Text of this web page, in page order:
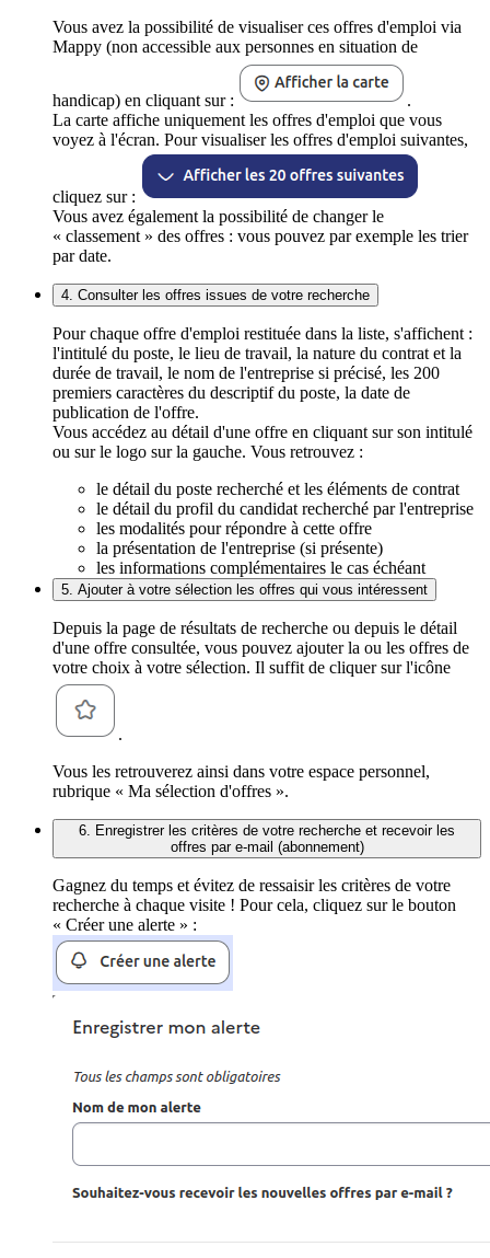
Vous avez la possibilité de visualiser ces offres d'emploi via
Mappy (non accessible aux personnes en situation de
handicap) en cliquant sur :
.
La carte affiche uniquement les offres d'emploi que vous
voyez à l'écran. Pour visualiser les offres d'emploi suivantes,
cliquez sur :
Vous avez également la possibilité de changer le
« classement » des offres : vous pouvez par exemple les trier
par date.
4. Consulter les offres issues de votre recherche
Pour chaque offre d'emploi restituée dans la liste, s'affichent :
l'intitulé du poste, le lieu de travail, la nature du contrat et la
durée de travail, le nom de l'entreprise si précisé, les 200
premiers caractères du descriptif du poste, la date de
publication de l'offre.
Vous accédez au détail d'une offre en cliquant sur son intitulé
ou sur le logo sur la gauche. Vous retrouvez :
le détail du poste recherché et les éléments de contrat
le détail du profil du candidat recherché par l'entreprise
les modalités pour répondre à cette offre
la présentation de l'entreprise (si présente)
les informations complémentaires le cas échéant
5. Ajouter à votre sélection les offres qui vous intéressent
Depuis la page de résultats de recherche ou depuis le détail
d'une offre consultée, vous pouvez ajouter la ou les offres de
votre choix à votre sélection. Il suffit de cliquer sur l'icône
.
Vous les retrouverez ainsi dans votre espace personnel,
rubrique « Ma sélection d'offres ».
6. Enregistrer les critères de votre recherche et recevoir les
offres par e-mail (abonnement)
Gagnez du temps et évitez de ressaisir les critères de votre
recherche à chaque visite ! Pour cela, cliquez sur le bouton
« Créer une alerte » :